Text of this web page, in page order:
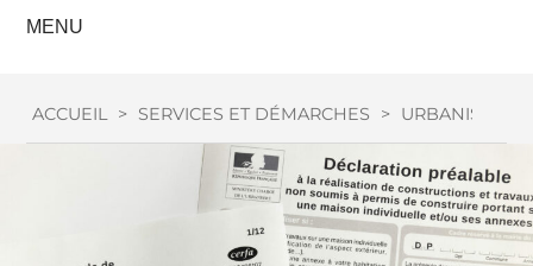
MENU
ACCUEIL > SERVICES ET DÉMARCHES > URBANISME